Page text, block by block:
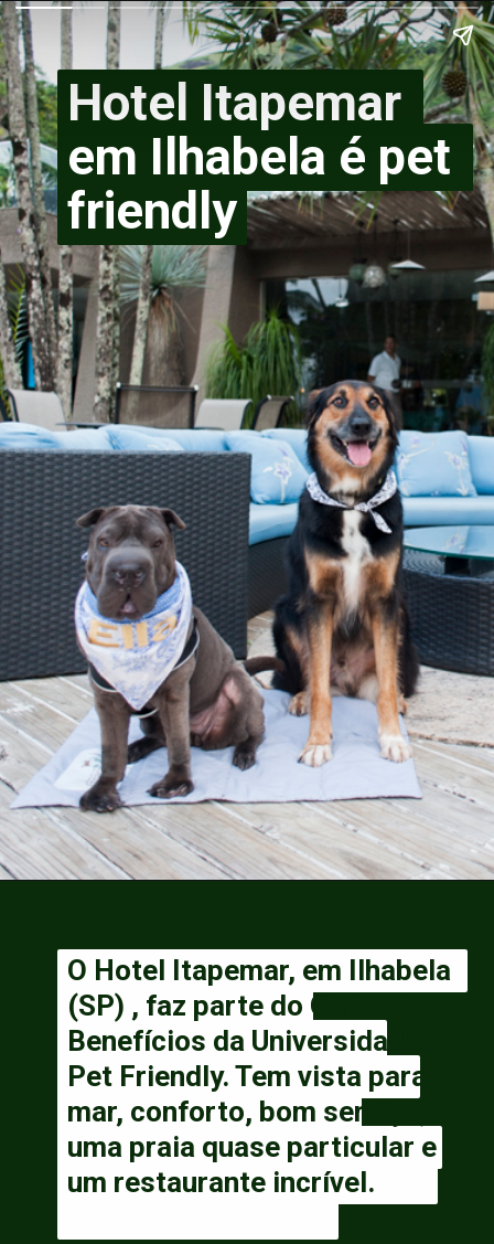
Hotel Itapemar
em Ilhabela é pet
friendly
Hotel Itapemar
em Ilhabela é pet
friendly
O Hotel Itapemar, em Ilhabela
(SP) , faz parte do
Clube de Benefícios da
Universidade Pet Friendly.
Tem vista para o mar,
conforto, bom serviço, uma
praia quase particular e um
O Hotel Itapemar, em Ilhabela
(SP) , faz parte do Clube de
Benefícios da Universidade
Pet Friendly. Tem vista para o
mar, conforto, bom serviço,
uma praia quase particular e
um restaurante incrível.